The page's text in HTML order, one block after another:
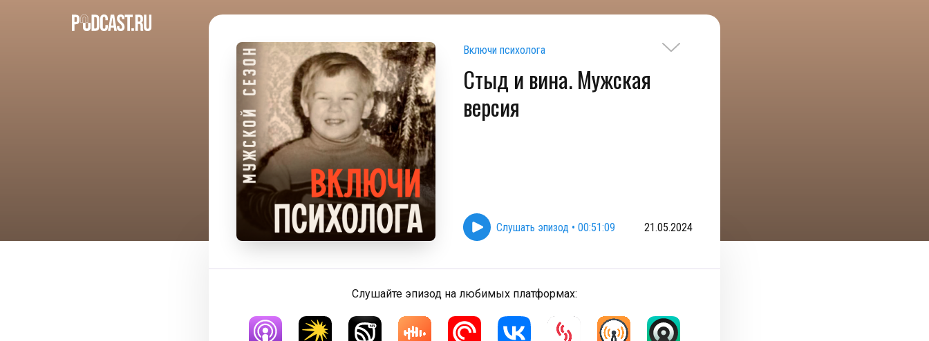
Включи психолога
Стыд и вина. Мужская
версия
Слушать эпизод • 00:51:09 21.05.2024
Слушайте эпизод на любимых платформах: